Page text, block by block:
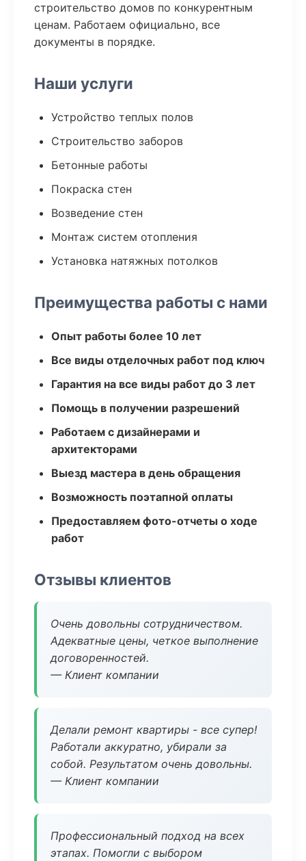
строительство домов по конкурентным
ценам. Работаем официально, все
документы в порядке.
Наши услуги
Устройство теплых полов
Строительство заборов
Бетонные работы
Покраска стен
Возведение стен
Монтаж систем отопления
Установка натяжных потолков
Преимущества работы с нами
Опыт работы более 10 лет
Все виды отделочных работ под ключ
Гарантия на все виды работ до 3 лет
Помощь в получении разрешений
Работаем с дизайнерами и
архитекторами
Выезд мастера в день обращения
Возможность поэтапной оплаты
Предоставляем фото-отчеты о ходе
работ
Отзывы клиентов
Очень довольны сотрудничеством.
Адекватные цены, четкое выполнение
договоренностей.
— Клиент компании
Делали ремонт квартиры - все супер!
Работали аккуратно, убирали за
собой. Результатом очень довольны.
— Клиент компании
Профессиональный подход на всех
этапах. Помогли с выбором